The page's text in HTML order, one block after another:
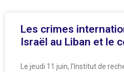
Les crimes
Israël au Liban et le
Le jeudi 11 juin, l’Institut de